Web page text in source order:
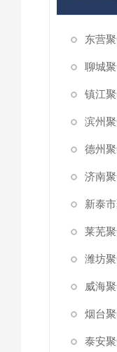
东营
聊城
镇江
滨州
德州
济南
新泰
莱芜
潍坊
威海
烟台
泰安